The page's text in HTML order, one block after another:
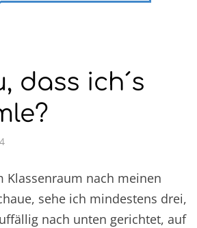
dass ich´s
Klassenraum nach meinen
sehe ich mindestens drei,
nach unten gerichtet, auf